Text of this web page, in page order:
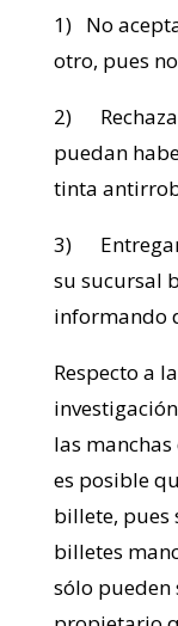
1) No
otro, pues
2)
puedan
tinta
3)
su sucursal
informando
Respecto a
las
es posible
billete, pues
billetes
sólo pueden